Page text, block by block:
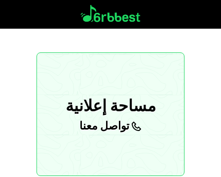
مساحة إعلانية
تواصل معنا